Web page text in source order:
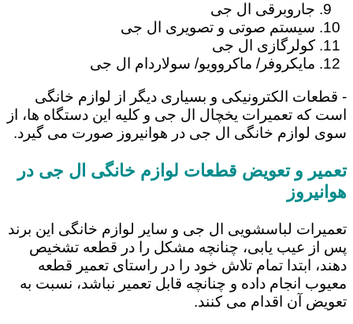
جاروبرقی ال جی
سیستم صوتی و تصویری ال جی
کولرگازی ال جی
مایکروفر/ ماکروویو/ سولاردام ال جی
- قطعات الکترونیکی و بسیاری دیگر از لوازم خانگی
است که تعمیرات یخچال ال جی و کلیه این دستگاه ها، از
سوی لوازم خانگی ال جی در هوانیروز صورت می گیرد.
تعمیر و تعویض قطعات لوازم خانگی ال جی در
هوانیروز
تعمیرات لباسشویی ال جی و سایر لوازم خانگی این برند
پس از عیب یابی، چنانچه مشکل را در قطعه تشخیص
دهند، ابتدا تمام تلاش خود را در راستای تعمیر قطعه
معیوب انجام داده و چنانچه قابل تعمیر نباشد، نسبت به
تعویض آن اقدام می کنند.